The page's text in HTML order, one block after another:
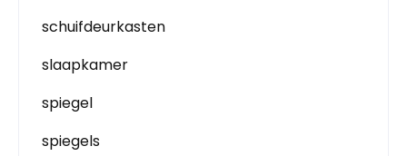
schuifdeurkasten
slaapkamer
spiegel
spiegels